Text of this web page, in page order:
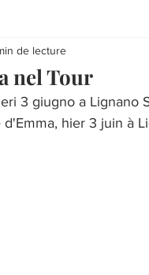
nel Tour
de lecture
3 giugno a Lignano
hier 3 juin à